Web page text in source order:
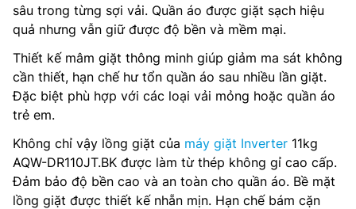
sâu trong từng sợi vải. Quần áo được giặt sạch hiệu
quả nhưng vẫn giữ được độ bền và mềm mại.
Thiết kế mâm giặt thông minh giúp giảm ma sát không
cần thiết, hạn chế hư tổn quần áo sau nhiều lần giặt.
Đặc biệt phù hợp với các loại vải mỏng hoặc quần áo
trẻ em.
Không chỉ vậy lồng giặt của máy giặt Inverter 11kg
AQW-DR110JT.BK được làm từ thép không gỉ cao cấp.
Đảm bảo độ bền cao và an toàn cho quần áo. Bề mặt
lồng giặt được thiết kế nhẵn mịn. Hạn chế bám cặn